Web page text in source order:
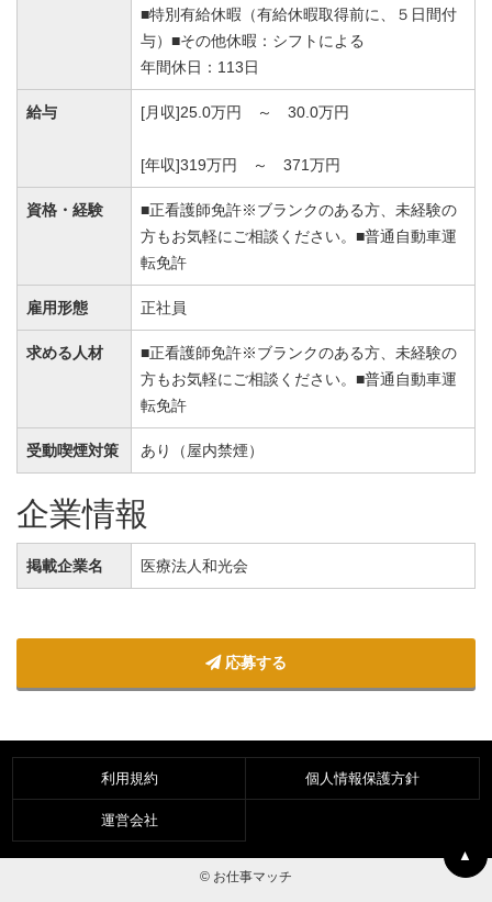
■特別有給休暇（有給休暇取得前に、５日間付
与）■その他休暇：シフトによる
年間休日：113日
給与 [月収]25.0万円 ～ 30.0万円
[年収]319万円 ～ 371万円
資格・経験
■正看護師免許※ブランクのある方、未経験の
方もお気軽にご相談ください。■普通自動車運
転免許
雇用形態 正社員
求める人材
■正看護師免許※ブランクのある方、未経験の
方もお気軽にご相談ください。■普通自動車運
転免許
受動喫煙対策 あり（屋内禁煙）
企業情報
掲載企業名 医療法人和光会
応募する
▲
利用規約 個人情報保護方針
運営会社
© お仕事マッチ